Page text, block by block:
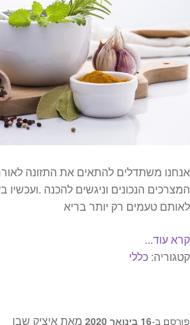
אנחנו משתדלים להתאים את התזונה
המצרכים הנכונים וניגשים להכנה .ועכשיו
לאותם טעמים רק יותר בריא
קרא עוד...
קטגוריה: כללי
פורסם ב-16 בינואר 2020 מאתאיציק שבו